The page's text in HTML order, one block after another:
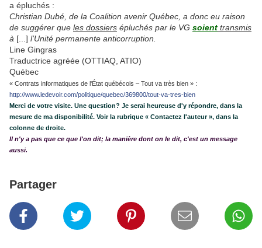
a épluchés :
Christian Dubé, de la Coalition avenir Québec, a donc eu raison
de suggérer que les dossiers épluchés par le VG soient transmis
à [...] l’Unité permanente anticorruption.
Line Gingras
Traductrice agréée (OTTIAQ, ATIO)
Québec
« Contrats informatiques de l'État québécois – Tout va très bien » :
http://www.ledevoir.com/politique/quebec/369800/tout-va-tres-bien
Merci de votre visite. Une question? Je serai heureuse d'y répondre, dans la
mesure de ma disponibilité. Voir la rubrique « Contactez l'auteur », dans la
colonne de droite.
Il n'y a pas que ce que l'on dit; la manière dont on le dit, c'est un message
aussi.
Partager